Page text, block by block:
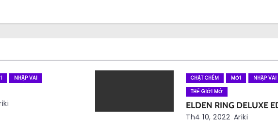
NHẬP VAI CHẶT CHÉM MỚI
NHẬP VAI
THẾ GIỚI MỞ
ELDEN RING DELUXE
Th4 10, 2022 Ariki